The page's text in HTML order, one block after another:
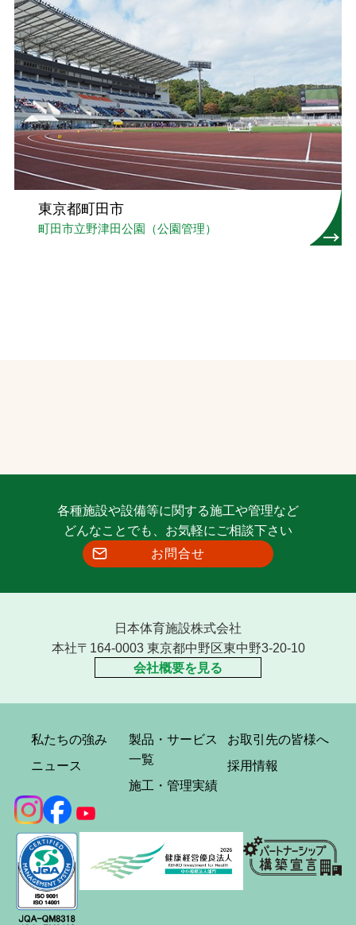
東京都町田市
町田市立野津田公園（公園管理）
各種施設や設備等に関する施工や管理など
どんなことでも、お気軽にご相談下さい
お問合せ
日本体育施設株式会社
本社〒164-0003 東京都中野区東中野3-20-10
会社概要を見る
私たちの強み
ニュース
製品・サービス
一覧
施工・管理実績
お取引先の皆様へ
採用情報